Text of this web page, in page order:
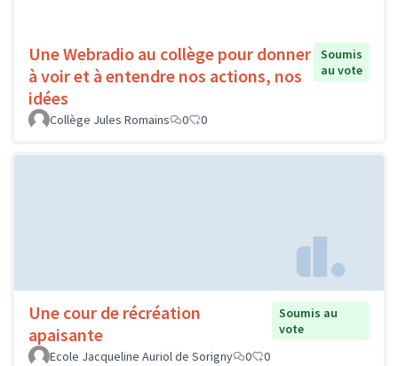
Une Webradio au collège pour donner
à voir et à entendre nos actions, nos
idées
Soumis
au vote
Collège Jules Romains 0 0
Une cour de récréation
apaisante
Soumis au
vote
Ecole Jacqueline Auriol de Sorigny
0 0